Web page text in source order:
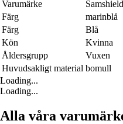
Varumärke
Samshield
Färg
marinblå
Färg
Blå
Kön
Kvinna
Åldersgrupp
Vuxen
Huvudsakligt material bomull
Loading...
Loading...
Alla våra